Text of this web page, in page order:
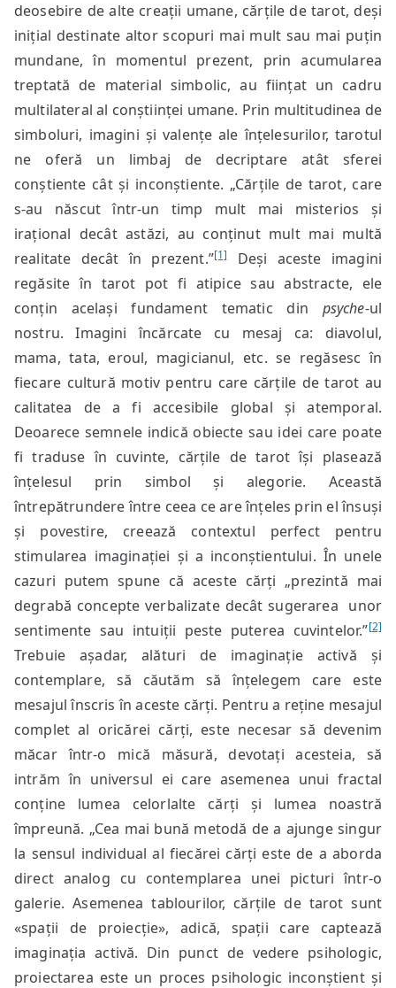
deosebire de alte creații umane, cărțile de tarot, deși
inițial destinate altor scopuri mai mult sau mai puțin
mundane, în momentul prezent, prin acumularea
treptată de material simbolic, au ființat un cadru
multilateral al conștiinței umane. Prin multitudinea de
simboluri, imagini și valențe ale înțelesurilor, tarotul
ne oferă un limbaj de decriptare atât sferei
conștiente cât și inconștiente. „Cărțile de tarot, care
s-au născut într-un timp mult mai misterios și
irațional decât astăzi, au conținut mult mai multă
realitate decât în prezent.”[1]Deși aceste imagini
regăsite în tarot pot fi atipice sau abstracte, ele
conțin același fundament tematic din psyche-ul
nostru. Imagini încărcate cu mesaj ca: diavolul,
mama, tata, eroul, magicianul, etc. se regăsesc în
fiecare cultură motiv pentru care cărțile de tarot au
calitatea de a fi accesibile global și atemporal.
Deoarece semnele indică obiecte sau idei care poate
fi traduse în cuvinte, cărțile de tarot își plasează
înțelesul prin simbol și alegorie. Această
întrepătrundere între ceea ce are înțeles prin el însuși
și povestire, creează contextul perfect pentru
stimularea imaginației și a inconștientului. În unele
cazuri putem spune că aceste cărți „prezintă mai
degrabă concepte verbalizate decât sugerarea unor
sentimente sau intuiții peste puterea cuvintelor.”[2]
Trebuie așadar, alături de imaginație activă și
contemplare, să căutăm să înțelegem care este
mesajul înscris în aceste cărți. Pentru a reține mesajul
complet al oricărei cărți, este necesar să devenim
măcar într-o mică măsură, devotați acesteia, să
intrăm în universul ei care asemenea unui fractal
conține lumea celorlalte cărți și lumea noastră
împreună. „Cea mai bună metodă de a ajunge singur
la sensul individual al fiecărei cărți este de a aborda
direct analog cu contemplarea unei picturi într-o
galerie. Asemenea tablourilor, cărțile de tarot sunt
«spații de proiecție», adică, spații care captează
imaginația activă. Din punct de vedere psihologic,
proiectarea este un proces psihologic inconștient și